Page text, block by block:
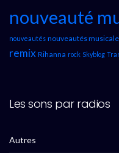
nouveauté
nouveautés nouveautés
remix Rihanna rock Skyblog
Les sons par radios
Autres